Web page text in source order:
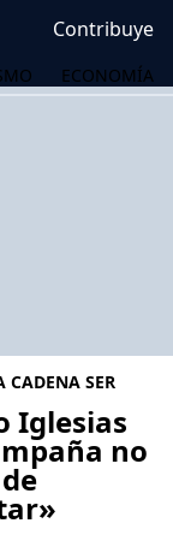
Contribuye
ECONOMÍA
CADENA SER
Iglesias
no